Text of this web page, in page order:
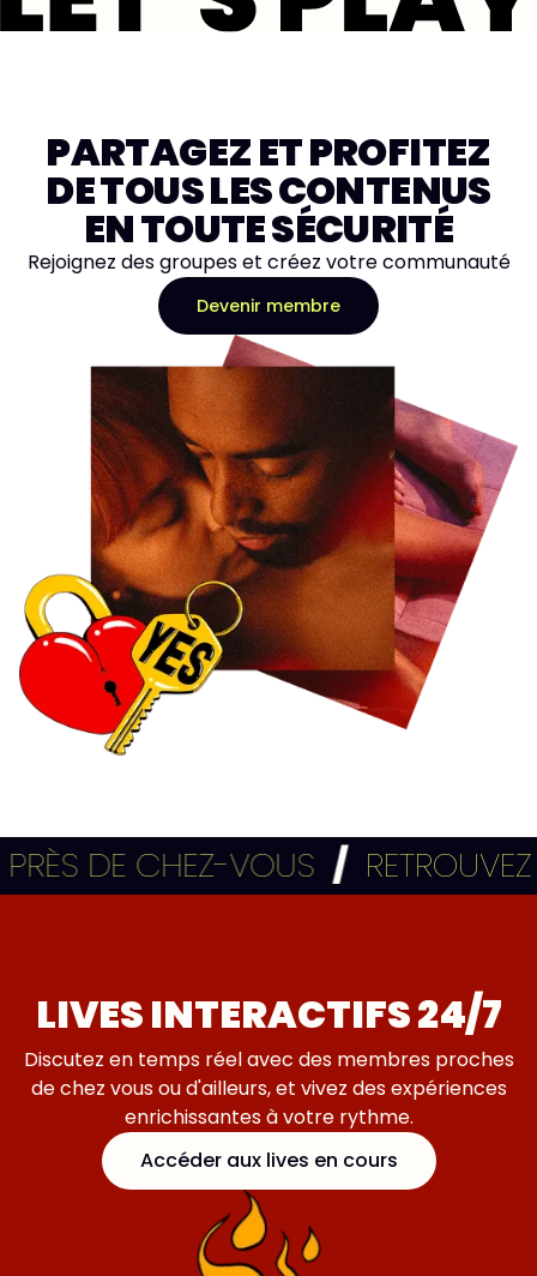
PARTAGEZ ET PROFITEZ
DE TOUS LES CONTENUS
EN TOUTE SÉCURITÉ
Rejoignez des groupes et créez votre communauté
Devenir membre
DE CHEZ-VOUS / RETROUVEZ
LIVES INTERACTIFS 24/7
Discutez en temps réel avec des membres proches
de chez vous ou d'ailleurs, et vivez des expériences
enrichissantes à votre rythme.
Accéder aux lives en cours